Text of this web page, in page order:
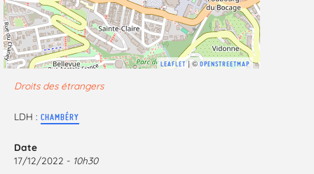
LEAFLET| ©OPENSTREETMAP
Droits des étrangers
LDH : CHAMBÉRY
Date
17/12/2022 - 10h30